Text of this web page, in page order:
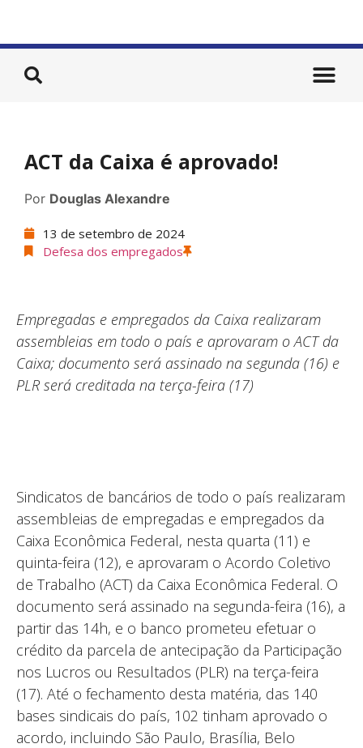
ACT da Caixa é aprovado!
Por Douglas Alexandre
13 de setembro de 2024
Defesa dos empregados
​​​​​​​Empregadas e empregados da Caixa realizaram
assembleias em todo o país e aprovaram o ACT da
Caixa; documento será assinado na segunda (16) e
PLR será creditada na terça-feira (17)
Sindicatos de bancários de todo o país realizaram
assembleias de empregadas e empregados da
Caixa Econômica Federal, nesta quarta (11) e
quinta-feira (12), e aprovaram o Acordo Coletivo
de Trabalho (ACT) da Caixa Econômica Federal. O
documento será assinado na segunda-feira (16), a
partir das 14h, e o banco prometeu efetuar o
crédito da parcela de antecipação da Participação
nos Lucros ou Resultados (PLR) na terça-feira
(17). Até o fechamento desta matéria, das 140
bases sindicais do país, 102 tinham aprovado o
acordo, incluindo São Paulo, Brasília, Belo